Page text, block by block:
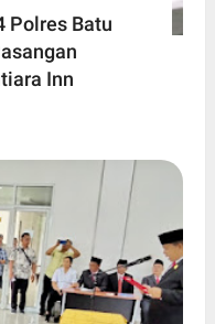
Polres Batu
Inn